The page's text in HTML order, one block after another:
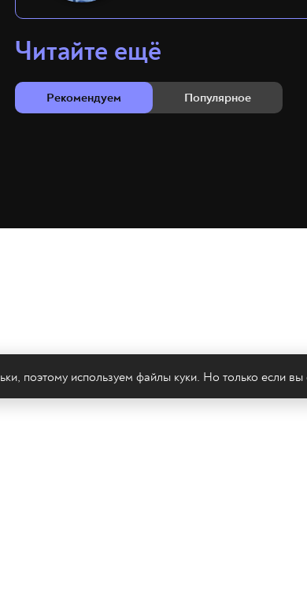
Читайте ещё
Рекомендуем Популярное
поэтому используем файлы куки. Но только если вы